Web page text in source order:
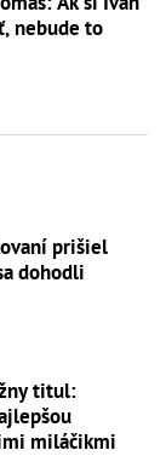
nebude to
prišiel
dohodli
titul:
miláčikmi